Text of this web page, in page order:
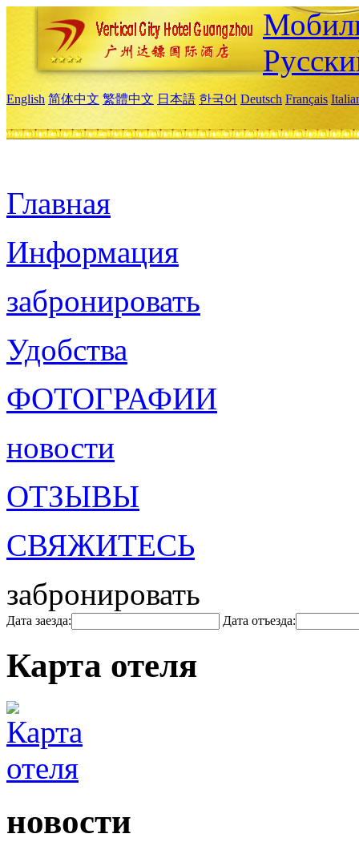
English 简体中文 繁體中文 日本語 한국어 Deutsch Français
Главная
Информация
забронировать
Удобства
ФОТОГРАФИИ
новости
ОТЗЫВЫ
СВЯЖИТЕСЬ
забронировать
Дата заезда: Дата отъезда:
Карта отеля
новости